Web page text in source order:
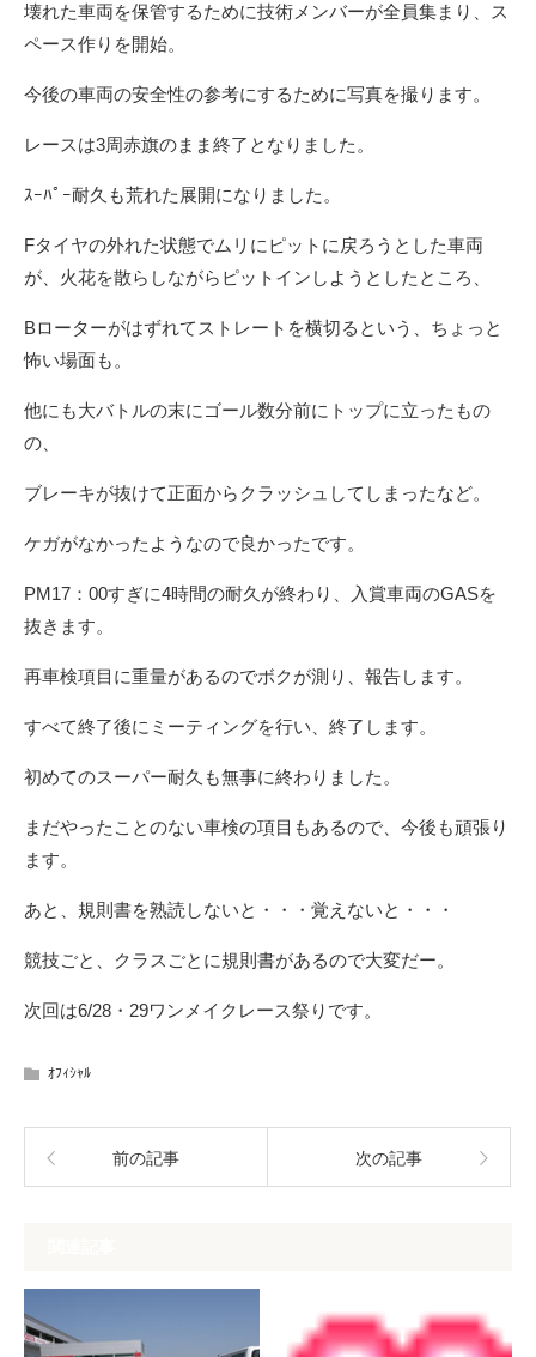
壊れた車両を保管するために技術メンバーが全員集まり、ス
ペース作りを開始。
今後の車両の安全性の参考にするために写真を撮ります。
レースは3周赤旗のまま終了となりました。
ｽｰﾊﾟｰ耐久も荒れた展開になりました。
Fタイヤの外れた状態でムリにピットに戻ろうとした車両
が、火花を散らしながらピットインしようとしたところ、
Bローターがはずれてストレートを横切るという、ちょっと
怖い場面も。
他にも大バトルの末にゴール数分前にトップに立ったもの
の、
ブレーキが抜けて正面からクラッシュしてしまったなど。
ケガがなかったようなので良かったです。
PM17：00すぎに4時間の耐久が終わり、入賞車両のGASを
抜きます。
再車検項目に重量があるのでボクが測り、報告します。
すべて終了後にミーティングを行い、終了します。
初めてのスーパー耐久も無事に終わりました。
まだやったことのない車検の項目もあるので、今後も頑張り
ます。
あと、規則書を熟読しないと・・・覚えないと・・・
競技ごと、クラスごとに規則書があるので大変だー。
次回は6/28・29ワンメイクレース祭りです。
ｵﾌｨｼｬﾙ
前の記事 次の記事